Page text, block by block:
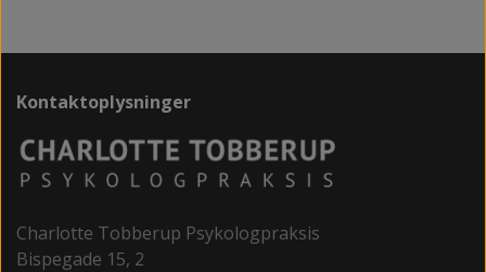
Kontaktoplysninger
Charlotte Tobberup Psykologpraksis
Bispegade 15, 2